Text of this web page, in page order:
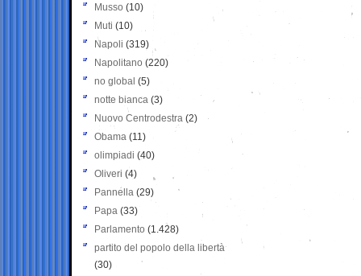
Musso (10)
Muti (10)
Napoli (319)
Napolitano (220)
no global (5)
notte bianca (3)
Nuovo Centrodestra (2)
Obama (11)
olimpiadi (40)
Oliveri (4)
Pannella (29)
Papa (33)
Parlamento (1.428)
partito del popolo della libertà
(30)